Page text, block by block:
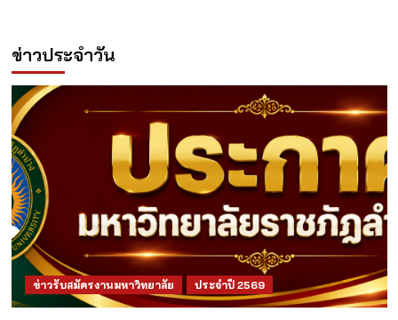
ข่าวประจำวัน
ข่าวรับสมัครงานมหาวิทยาลัย ประจำปี 2569